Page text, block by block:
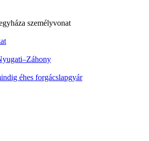
személyvonat
éhes forgácslapgyár